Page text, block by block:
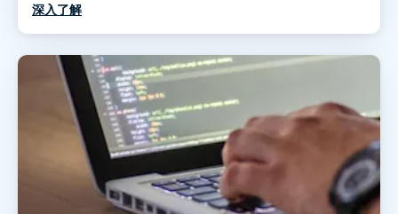
深入了解